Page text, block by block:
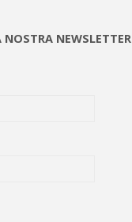
NOSTRA NEWSLETTER